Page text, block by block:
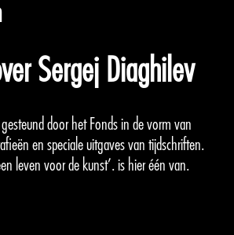
Sergej Diaghilev
door het Fonds in de vorm van
en speciale uitgaves van tijdschriften.
leven voor de kunst’. is hier één van.